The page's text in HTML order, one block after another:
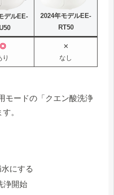
デルEE-
2024年モデルEE-
RT50
◎
り
✕
なし
モードの「クエン酸洗浄
。
にする
浄開始